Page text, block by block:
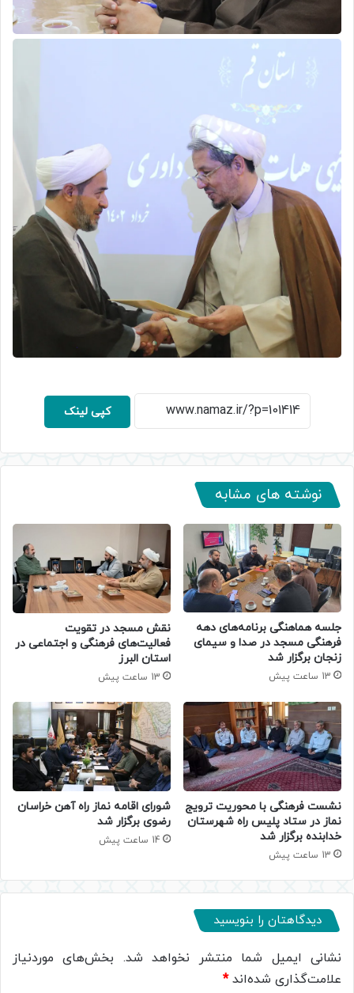
کپی لینک
نوشته های مشابه
جلسه هماهنگی برنامه‌های دهه
فرهنگی مسجد در صدا و سیمای
زنجان برگزار شد
13 ساعت پیش
نقش مسجد در تقویت
فعالیت‌های فرهنگی و اجتماعی در
استان البرز
13 ساعت پیش
نشست فرهنگی با محوریت ترویج
نماز در ستاد پلیس راه شهرستان
خدابنده برگزار شد
13 ساعت پیش
شورای اقامه نماز راه آهن خراسان
رضوی برگزار شد
14 ساعت پیش
دیدگاهتان را بنویسید
نشانی ایمیل شما منتشر نخواهد شد. بخش‌های موردنیاز
علامت‌گذاری شده‌اند*